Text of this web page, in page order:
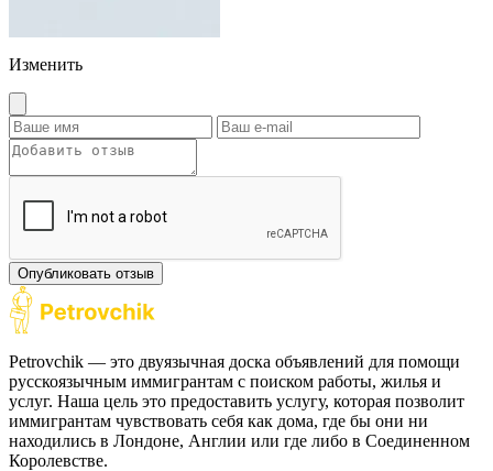
Изменить
Опубликовать отзыв
Petrovchik — это двуязычная доска объявлений для помощи
русскоязычным иммигрантам с поиском работы, жилья и
услуг. Наша цель это предоставить услугу, которая позволит
иммигрантам чувствовать себя как дома, где бы они ни
находились в Лондоне, Англии или где либо в Соединенном
Королевстве.